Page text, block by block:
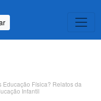
Física? Relatos da
Infantil